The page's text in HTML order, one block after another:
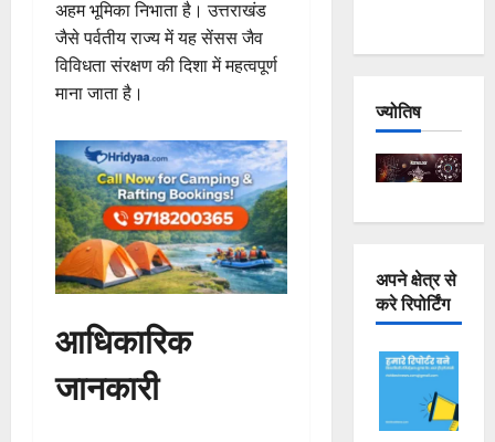
अहम भूमिका निभाता है। उत्तराखंड
जैसे पर्वतीय राज्य में यह सेंसस जैव
विविधता संरक्षण की दिशा में महत्वपूर्ण
माना जाता है।
आधिकारिक
जानकारी
ज्योतिष
अपने क्षेत्र से
करे रिपोर्टिंग